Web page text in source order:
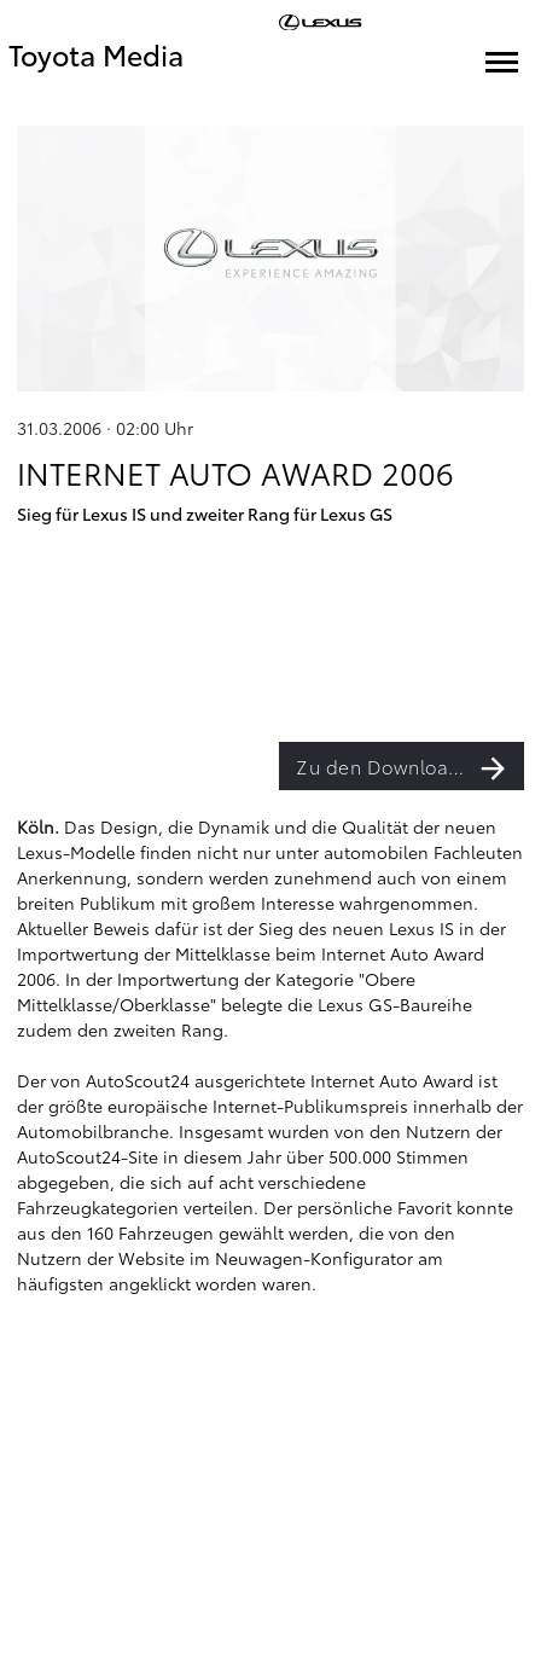
Toyota Media
31.03.2006 · 02:00 Uhr
INTERNET AUTO AWARD 2006
Sieg für Lexus IS und zweiter Rang für Lexus GS
Zu den Downloads
Köln. Das Design, die Dynamik und die Qualität der neuen
Lexus-Modelle finden nicht nur unter automobilen Fachleuten
Anerkennung, sondern werden zunehmend auch von einem
breiten Publikum mit großem Interesse wahrgenommen.
Aktueller Beweis dafür ist der Sieg des neuen Lexus IS in der
Importwertung der Mittelklasse beim Internet Auto Award
2006. In der Importwertung der Kategorie "Obere
Mittelklasse/Oberklasse" belegte die Lexus GS-Baureihe
zudem den zweiten Rang.
Der von AutoScout24 ausgerichtete Internet Auto Award ist
der größte europäische Internet-Publikumspreis innerhalb der
Automobilbranche. Insgesamt wurden von den Nutzern der
AutoScout24-Site in diesem Jahr über 500.000 Stimmen
abgegeben, die sich auf acht verschiedene
Fahrzeugkategorien verteilen. Der persönliche Favorit konnte
aus den 160 Fahrzeugen gewählt werden, die von den
Nutzern der Website im Neuwagen-Konfigurator am
häufigsten angeklickt worden waren.